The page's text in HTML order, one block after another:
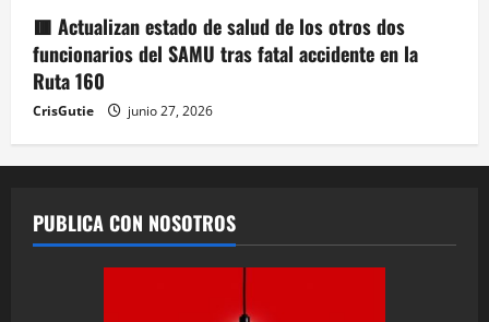
🟥 Actualizan estado de salud de los otros dos
funcionarios del SAMU tras fatal accidente en la
Ruta 160
CrisGutie junio 27, 2026
PUBLICA CON NOSOTROS